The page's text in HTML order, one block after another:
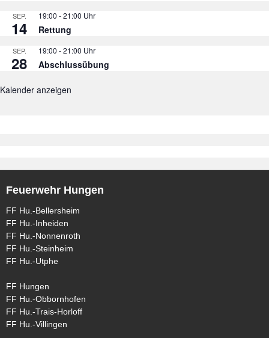
SEP.
14
19:00 -21:00
Rettung
SEP.
28
19:00 -21:00
Abschlussübung
Kalender anzeigen
Feuerwehr Hungen
FF Hu.-Bellersheim
FF Hu.-Inheiden
FF Hu.-Nonnenroth
FF Hu.-Steinheim
FF Hu.-Utphe
FF Hungen
FF Hu.-Obbornhofen
FF Hu.-Trais-Horloff
FF Hu.-Villingen